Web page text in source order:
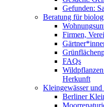
Gefunden:
Beratung für
Firmen,
FAQs
Wildpflanzen
Herkunft
Kleingewässer
Berliner